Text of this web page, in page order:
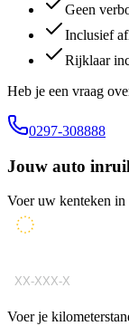
Geen
Inclusief
Rijklaar
Heb je een vraag
0297-308888
Jouw auto
Voer uw kenteken in
Voer je